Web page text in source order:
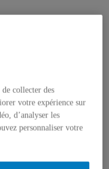
collecter des
votre expérience sur
d’analyser les
personnaliser votre